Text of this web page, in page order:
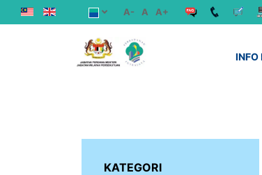
A- A A+
INFO
KATEGORI